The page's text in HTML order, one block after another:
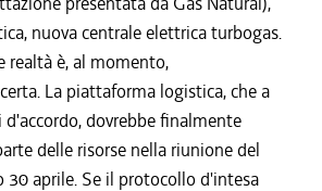
nuova centrale elettrica turbogas.
realtà è, al momento,
La piattaforma logistica, che a
dovrebbe finalmente
delle risorse nella riunione del
30 aprile. Se il protocollo d'intesa